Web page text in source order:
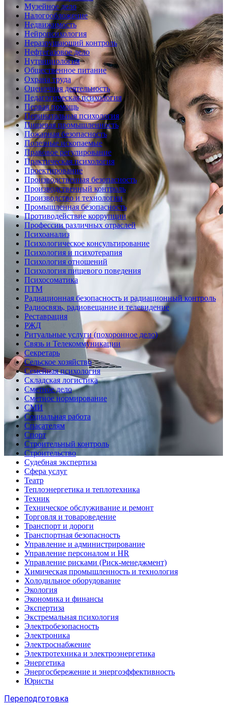
Музейное дело
Налогообложение
Недвижимость
Нейропсихология
Неразрушающий контроль
Нефтегазовое дело
Нутрициология
Общественное питание
Охрана труда
Оценочная деятельность
Педагогическая психология
Первая помощь
Перинатальная психология
Пищевая промышленность
Пожарная безопасность
Полезные ископаемые
Правовое регулирование
Практическая психология
Проектирование
Производственная безопасность
Производственный контроль
Производство и технологии
Промышленная безопасность
Противодействие коррупции
Профессии различных отраслей
Психоанализ
Психологическое консультирование
Психология и психотерапия
Психология отношений
Психология пищевого поведения
Психосоматика
ПТМ
Радиационная безопасность и радиационный контроль
Радиосвязь, радиовещание и телевидение
Реставрация
РЖД
Ритуальные услуги (похоронное дело)
Связь и Телекоммуникации
Секретарь
Сельское хозяйство
Семейная психология
Складская логистика
Сметное дело
Сметное нормирование
СМИ
Социальная работа
Спасателям
Спорт
Строительный контроль
Строительство
Судебная экспертиза
Сфера услуг
Театр
Теплоэнергетика и теплотехника
Техник
Техническое обслуживание и ремонт
Торговля и товароведение
Транспорт и дороги
Транспортная безопасность
Управление и администрирование
Управление персоналом и HR
Управление рисками (Риск-менеджмент)
Химическая промышленность и технология
Холодильное оборудование
Экология
Экономика и финансы
Экспертиза
Экстремальная психология
Электробезопасность
Электроника
Электроснабжение
Электротехника и электроэнергетика
Энергетика
Энергосбережение и энергоэффективность
Юристы
Переподготовка